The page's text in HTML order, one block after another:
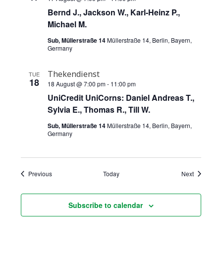
Bernd J., Jackson W., Karl-Heinz P.,
Michael M.
Sub, Müllerstraße 14Müllerstraße 14, Berlin, Bayern,
Germany
TUE
18
Thekendienst
UniCredit UniCorns: Daniel Andreas T.,
Sylvia E., Thomas R., Till W.
18 August @ 7:00 pm- 11:00 pm
Sub, Müllerstraße 14Müllerstraße 14, Berlin, Bayern,
Germany
PreviousEvents Today NextEvents
Subscribe to calendar